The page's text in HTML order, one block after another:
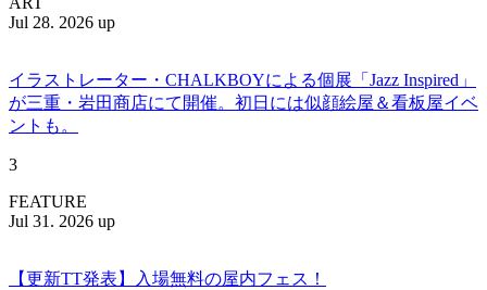
Jul 28. 2026 up
イラストレーター・CHALKBOYによる個展「Jazz Inspired」
が三重・岩田商店にて開催。初日には似顔絵屋＆看板屋イベ
ントも。
3
FEATURE
Jul 31. 2026 up
【更新TT発表】入場無料の屋内フェス！